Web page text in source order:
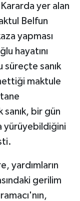
yer alan
Belfun
yapması
hayatını
süreçte sanık
maktule
bir gün
yürüyebildiğini
yardımların
gerilim